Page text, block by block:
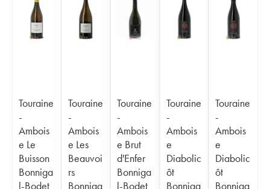
Touraine
-
Ambois
e Le
Buisson
Bonniga
l-Bodet
Touraine
-
Ambois
e Les
Beauvoi
rs
Bonniga
Touraine
-
Ambois
e Brut
d'Enfer
Bonniga
l-Bodet
Touraine
-
Ambois
e
Diabolic
ôt
Bonniga
Touraine
-
Ambois
e
Diabolic
ôt
Bonniga